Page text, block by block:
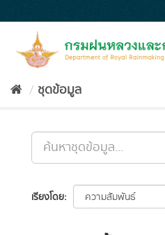
to
ชุดข้อมูล
เรียงโดย